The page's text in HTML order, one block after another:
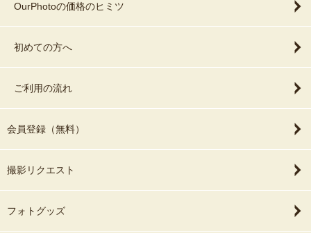
OurPhotoの価格のヒミツ
初めての方へ
ご利用の流れ
会員登録（無料）
撮影リクエスト
フォトグッズ